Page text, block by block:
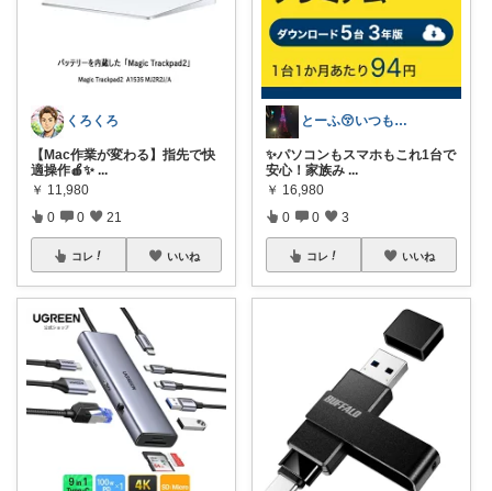
くろくろ
【Mac作業が変わる】指先で快
適操作🍎✨ ...
￥ 11,980
0 0 21
コレ いいね
とーふ😚いつもご購入感謝です🙇
✨パソコンもスマホもこれ1台で
安心！家族み ...
￥ 16,980
0 0 3
コレ いいね